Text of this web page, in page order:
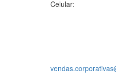
Celular: